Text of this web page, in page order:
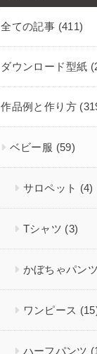
全ての記事 (411)
ダウンロード型紙
作品例と作り方
ベビー服 (59)
サロペット (4)
Tシャツ (3)
かぼちゃパンツ
ワンピース
ハーフパンツ